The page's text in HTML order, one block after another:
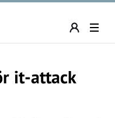
it-attack